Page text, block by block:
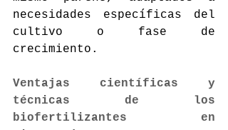
necesidades específicas del
cultivo o fase de
crecimiento.
Ventajas científicas y
técnicas de los
biofertilizantes en